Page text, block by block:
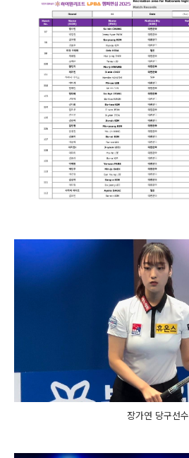
장가연 당구선수